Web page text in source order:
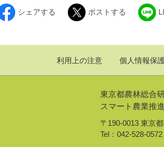
シェアする ポストする
利用上の注意 個人情報保護
東京都農林総合
スマート農業推
〒190-0013 東京
Tel：042-528-0572